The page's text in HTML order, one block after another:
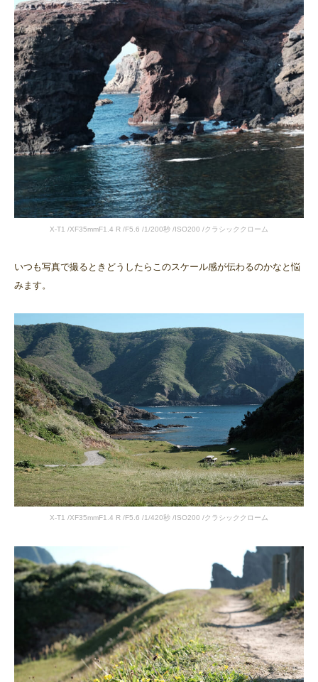
X-T1 /XF35mmF1.4 R /F5.6 /1/200秒 /ISO200 /クラシッククローム
いつも写真で撮るときどうしたらこのスケール感が伝わるのかなと悩
みます。
X-T1 /XF35mmF1.4 R /F5.6 /1/420秒 /ISO200 /クラシッククローム